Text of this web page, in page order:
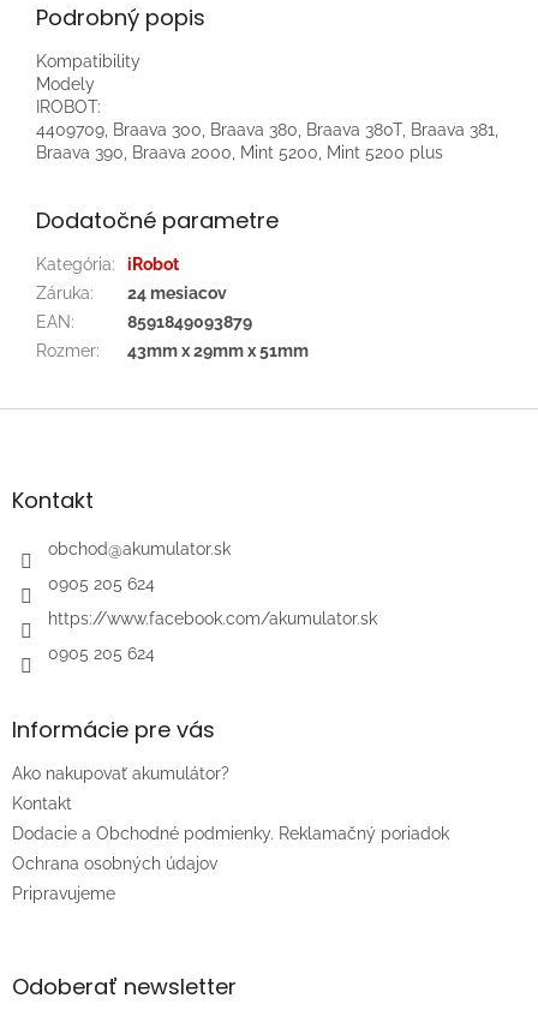
Podrobný popis
Kompatibility
Modely
IROBOT:
4409709, Braava 300, Braava 380, Braava 380T, Braava 381,
Braava 390, Braava 2000, Mint 5200, Mint 5200 plus
Dodatočné parametre
Kategória:
iRobot
Záruka:
24 mesiacov
EAN:
8591849093879
Rozmer: 43mm x 29mm x 51mm
Z
äKontakt
obchod@akumulator.sk
0905 205 624
https://www.facebook.com/akumulator.sk
0905 205 624
Informácie pre vás
Ako nakupovať akumulátor?
Kontakt
Dodacie a Obchodné podmienky. Reklamačný poriadok
Ochrana osobných údajov
Pripravujeme
Odoberať newsletter